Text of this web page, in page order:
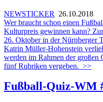
NEWSTICKER
26.10.2018
Wer braucht schon einen
Kulturpreis gewinnen kann?
26. Oktober in der Nürnberger
Katrin Müller-Hohenstein
werden im Rahmen der großen
fünf Rubriken vergeben. >>
Fußball-Quiz-WM